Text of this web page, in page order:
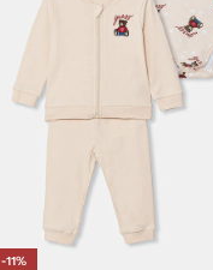
-11%